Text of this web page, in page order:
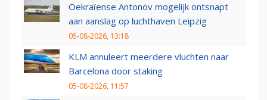
Oekraïense Antonov mogelijk ontsnapt
aan aanslag op luchthaven Leipzig
05-08-2026, 13:18
KLM annuleert meerdere vluchten naar
Barcelona door staking
05-08-2026, 11:57